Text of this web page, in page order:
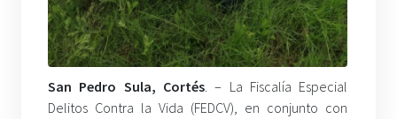
San Pedro Sula, Cortés. – La Fiscalía Especial
Delitos Contra la Vida (FEDCV), en conjunto con